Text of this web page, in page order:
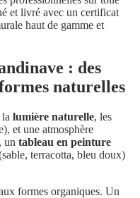
et livré avec un certificat
haut de gamme et
: des
naturelles
lumière naturelle, les
et une atmosphère
un tableau en peinture
terracotta, bleu doux)
formes organiques. Un